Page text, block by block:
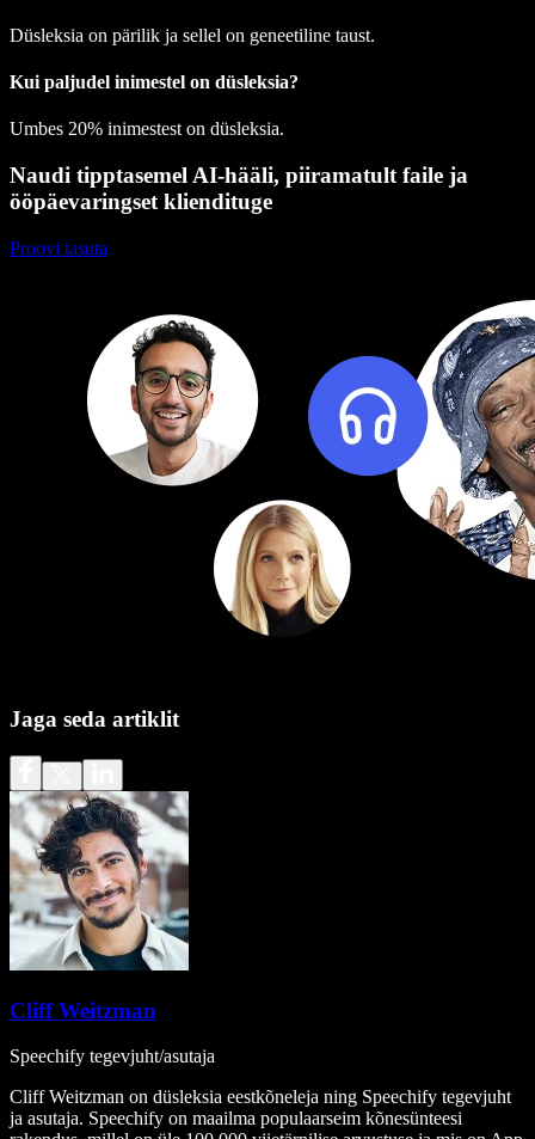
Düsleksia on pärilik ja sellel on geneetiline taust.
Kui paljudel inimestel on düsleksia?
Umbes 20% inimestest on düsleksia.
Naudi tipptasemel AI-hääli, piiramatult faile ja
ööpäevaringset kliendituge
Proovi tasuta
Jaga seda artiklit
Cliff Weitzman
Speechify tegevjuht/asutaja
Cliff Weitzman on düsleksia eestkõneleja ning Speechify tegevjuht
ja asutaja. Speechify on maailma populaarseim kõnesünteesi